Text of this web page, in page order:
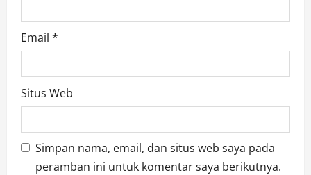
Email *
Situs Web
Simpan nama, email, dan situs web saya pada
peramban ini untuk komentar saya berikutnya.